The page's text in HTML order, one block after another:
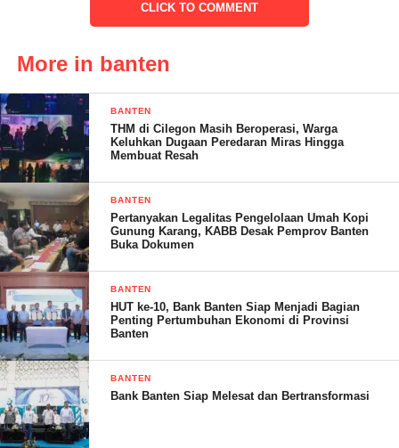
CLICK TO COMMENT
More in banten
BANTEN
THM di Cilegon Masih Beroperasi, Warga
Keluhkan Dugaan Peredaran Miras Hingga
Membuat Resah
BANTEN
Pertanyakan Legalitas Pengelolaan Umah Kopi
Gunung Karang, KABB Desak Pemprov Banten
Buka Dokumen
BANTEN
HUT ke-10, Bank Banten Siap Menjadi Bagian
Penting Pertumbuhan Ekonomi di Provinsi
Banten
BANTEN
Bank Banten Siap Melesat dan Bertransformasi